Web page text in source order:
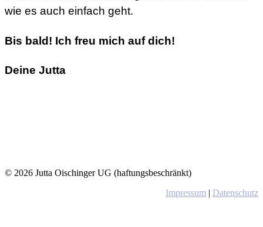
wie es auch einfach geht.
Bis bald! Ich freu mich auf dich!
Deine Jutta
© 2026 Jutta Oischinger UG (haftungsbeschränkt)
Impressum | Datenschutz